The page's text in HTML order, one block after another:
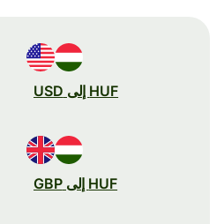
HUF إلى USD
HUF إلى GBP